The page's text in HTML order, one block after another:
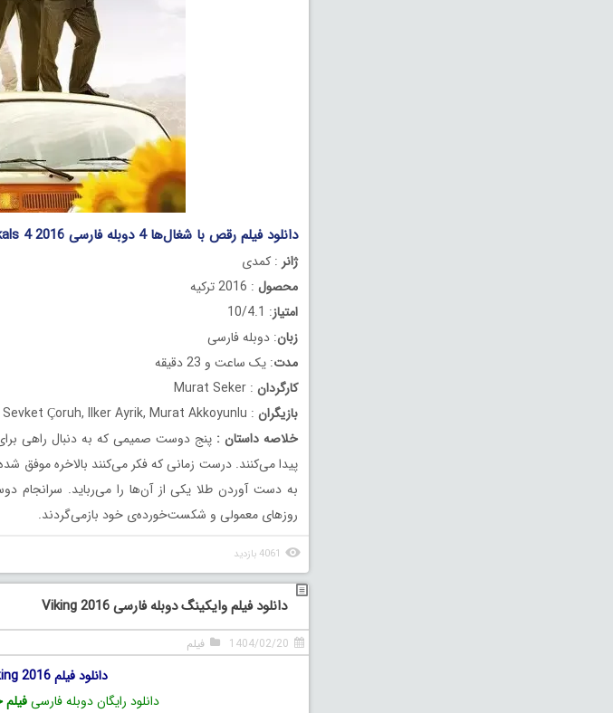
دانلود فیلم رقص با شغال‌ها 4 دوبله فارسی Dance with the Jackals 4 2016
ژانر : کمدی
محصول : 2016 ترکیه
امتیاز: 10/4.1
زبان: دوبله فارسی
مدت: یک ساعت و 23 دقیقه
کارگردان : Murat Seker
بازیگران : Sevket Çoruh, Ilker Ayrik, Murat Akkoyunlu
خلاصه داستان : پنج دوست صمیمی که به دنبال راهی
پیدا می‌کنند. درست زمانی که فکر می‌کنند بالاخره موفق
به دست آوردن طلا یکی از آن‌ها را می‌رباید. سرانجام
روزهای معمولی و شکست‌خورده‌ی خود بازمی‌گردند.
4061 بازدید
دانلود فیلم وایکینگ دوبله فارسی Viking 2016
1404/02/20 فیلم
دانلود فیلم Viking 2016 با لینک مستقیم
دانلود رایگان دوبله فارسی